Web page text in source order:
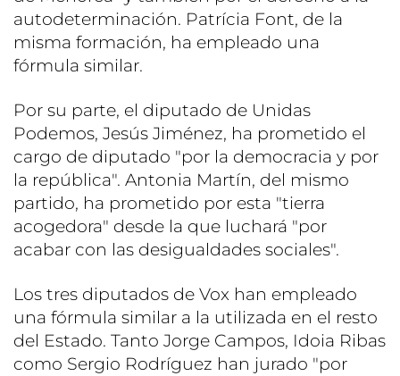
autodeterminación. Patrícia Font, de la
misma formación, ha empleado una
fórmula similar.
Por su parte, el diputado de Unidas
Podemos, Jesús Jiménez, ha prometido el
cargo de diputado "por la democracia y por
la república". Antonia Martín, del mismo
partido, ha prometido por esta "tierra
acogedora" desde la que luchará "por
acabar con las desigualdades sociales".
Los tres diputados de Vox han empleado
una fórmula similar a la utilizada en el resto
del Estado. Tanto Jorge Campos, Idoia Ribas
como Sergio Rodríguez han jurado "por